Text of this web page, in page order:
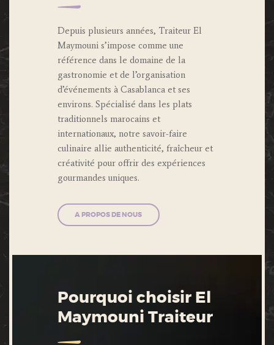
Depuis plusieurs années, Traiteur El
Maymouni s’impose comme une
référence dans le domaine de la
gastronomie et de l’organisation
d’événements à Casablanca et ses
environs. Spécialisé dans les plats
traditionnels marocains et
internationaux, notre savoir-faire
culinaire allie authenticité, fraîcheur et
créativité pour offrir des expériences
gourmandes uniques.
A PROPOS DE NOUS
Pourquoi choisir El
Maymouni Traiteur